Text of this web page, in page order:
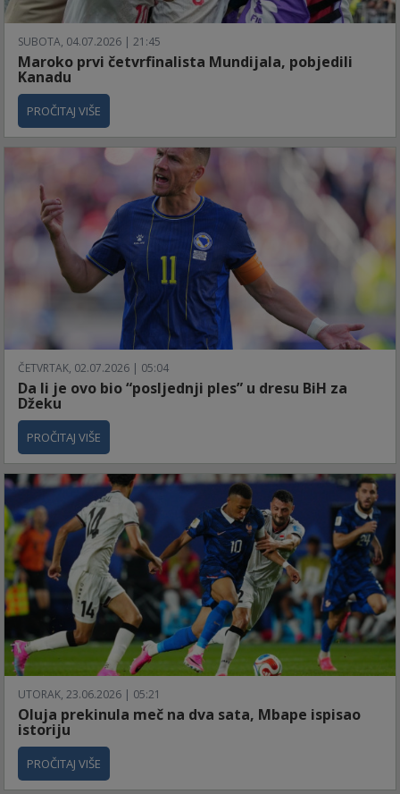
SUBOTA, 04.07.2026 | 21:45
Maroko prvi četvrfinalista Mundijala, pobjedili
Kanadu
PROČITAJ VIŠE
ČETVRTAK, 02.07.2026 | 05:04
Da li je ovo bio “posljednji ples” u dresu BiH za
Džeku
PROČITAJ VIŠE
UTORAK, 23.06.2026 | 05:21
Oluja prekinula meč na dva sata, Mbape ispisao
istoriju
PROČITAJ VIŠE